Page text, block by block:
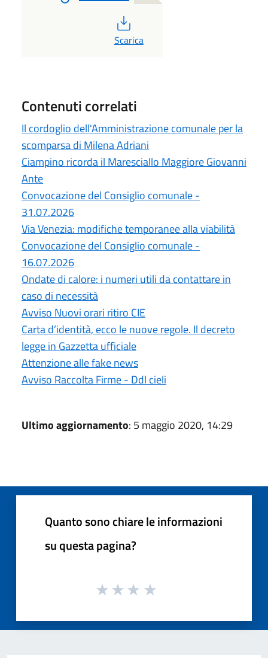
PDF
Scarica
Contenuti correlati
Il cordoglio dell'Amministrazione comunale per la
scomparsa di Milena Adriani
Ciampino ricorda il Maresciallo Maggiore Giovanni
Ante
Convocazione del Consiglio comunale -
31.07.2026
Via Venezia: modifiche temporanee alla viabilità
Convocazione del Consiglio comunale -
16.07.2026
Ondate di calore: i numeri utili da contattare in
caso di necessità
Avviso Nuovi orari ritiro CIE
Carta d’identità, ecco le nuove regole. Il decreto
legge in Gazzetta ufficiale
Attenzione alle fake news
Avviso Raccolta Firme - Ddl cieli
Ultimo aggiornamento: 5 maggio 2020, 14:29
Quanto sono chiare le informazioni
su questa pagina?